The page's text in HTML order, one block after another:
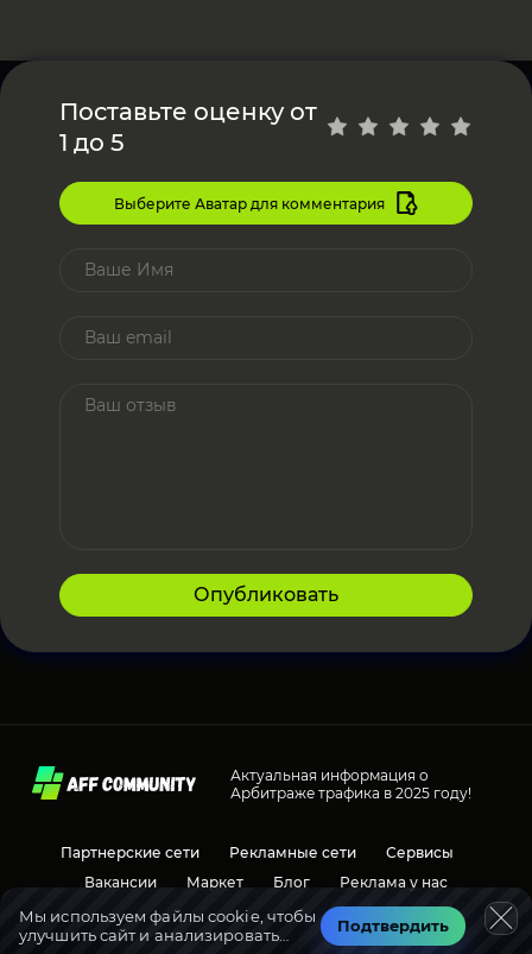
Поставьте оценку от
1 до 5
Выберите Аватар для комментария
Опубликовать
Актуальная информация о
Арбитраже трафика в 2025 году!
Партнерские сети Рекламные сети
Сервисы
Вакансии
Маркет Блог Реклама у нас
Социальные сети Обсуждения
Мы используем файлы cookie, чтобы
улучшить сайт и анализировать
Подтвердить